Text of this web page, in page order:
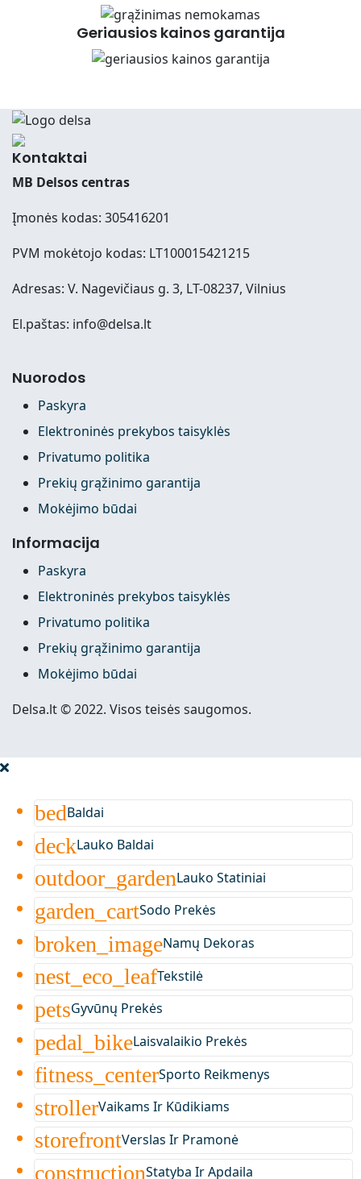
Geriausios kainos garantija
Kontaktai
MB Delsos centras
Įmonės kodas: 305416201
PVM mokėtojo kodas: LT100015421215
Adresas: V. Nagevičiaus g. 3, LT-08237, Vilnius
El.paštas: info@delsa.lt
Nuorodos
Paskyra
Elektroninės prekybos taisyklės
Privatumo politika
Prekių grąžinimo garantija
Mokėjimo būdai
Informacija
Paskyra
Elektroninės prekybos taisyklės
Privatumo politika
Prekių grąžinimo garantija
Mokėjimo būdai
Delsa.lt © 2022. Visos teisės saugomos.
bedBaldai
deckLauko Baldai
outdoor_gardenLauko Statiniai
garden_cartSodo Prekės
broken_imageNamų Dekoras
nest_eco_leafTekstilė
petsGyvūnų Prekės
pedal_bikeLaisvalaikio Prekės
fitness_centerSporto Reikmenys
strollerVaikams Ir Kūdikiams
storefrontVerslas Ir Pramonė
constructionStatyba Ir Apdaila